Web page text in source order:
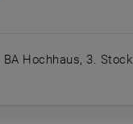
Hochhaus, 3. Stock